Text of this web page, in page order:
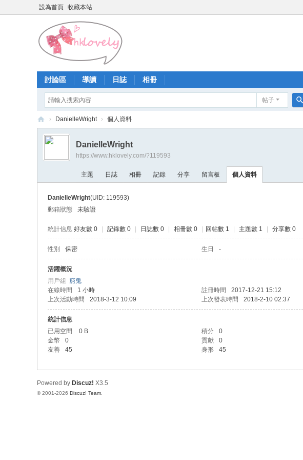
設為首頁 收藏本站
討論區 導讀 日誌 相冊
帖子
索
香
少
› DanielleWright › 個人資料
DanielleWright
https://www.hklovely.com/?119593
主題 日誌 相冊 記錄 分享 留言板 個人資料
DanielleWright(UID: 119593)
郵箱狀態
未驗證
統計信息 好友數 0 記錄數 0 日誌數 0 相冊數 0 回帖數 1 主題數 1 分享數 0
性別 保密 生日 -
活躍概況
用戶組 窮鬼
在線時間
1 小時 註冊時間 2017-12-21 15:12
上次活動時間
2018-3-12 10:09 上次發表時間 2018-2-10 02:37
統計信息
已用空間
0 B 積分 0
金幣
0 貢獻 0
友善
45 身形 45
Powered by Discuz! X3.5
© 2001-2026 Discuz! Team